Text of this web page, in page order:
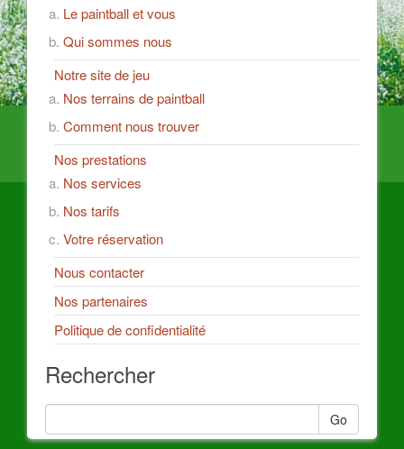
Le paintball et vous
Qui sommes nous
Notre site de jeu
Nos terrains de paintball
Comment nous trouver
Nos prestations
Nos services
Nos tarifs
Votre réservation
Nous contacter
Nos partenaires
Politique de confidentialité
Rechercher
Go